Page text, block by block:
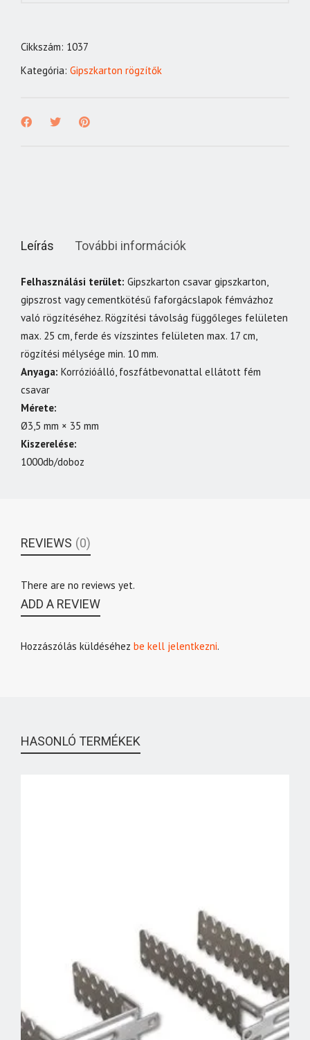
Cikkszám: 1037
Kategória: Gipszkarton rögzítők
Leírás További információk
Felhasználási terület: Gipszkarton csavar gipszkarton,
gipszrost vagy cementkötésű faforgácslapok fémvázhoz
való rögzítéséhez. Rögzítési távolság függőleges felületen
max. 25 cm, ferde és vízszintes felületen max. 17 cm,
rögzítési mélysége min. 10 mm.
Anyaga: Korrózióálló, foszfátbevonattal ellátott fém
csavar
Mérete:
Ø3,5 mm × 35 mm
Kiszerelése:
1000db/doboz
REVIEWS (0)
There are no reviews yet.
ADD A REVIEW
Hozzászólás küldéséhez be kell jelentkezni.
HASONLÓ TERMÉKEK